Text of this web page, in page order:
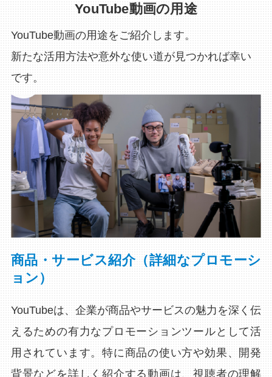
YouTube動画の用途
YouTube動画の用途をご紹介します。
新たな活用方法や意外な使い道が見つかれば幸い
です。
商品・サービス紹介（詳細なプロモーシ
ョン）
YouTubeは、企業が商品やサービスの魅力を深く伝
えるための有力なプロモーションツールとして活
用されています。特に商品の使い方や効果、開発
背景などを詳しく紹介する動画は、視聴者の理解